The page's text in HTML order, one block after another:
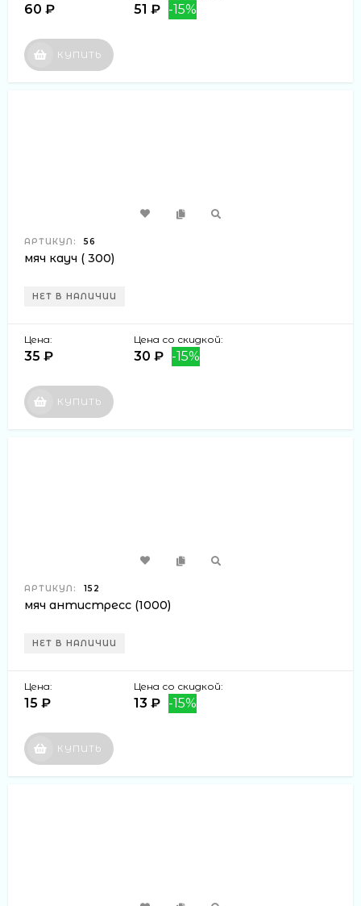
60 ₽ 51 ₽ -15%
КУПИТЬ
АРТИКУЛ: 56
мяч кауч ( 300)
НЕТ В НАЛИЧИИ
Цена:
35 ₽
Цена со скидкой:
30 ₽ -15%
КУПИТЬ
АРТИКУЛ: 152
мяч антистресс (1000)
НЕТ В НАЛИЧИИ
Цена:
15 ₽
Цена со скидкой:
13 ₽ -15%
КУПИТЬ